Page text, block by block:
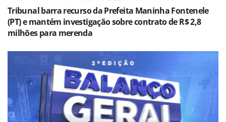
Tribunal barra recurso da Prefeita Maninha Fontenele
(PT) e mantém investigação sobre contrato de R$ 2,8
milhões para merenda